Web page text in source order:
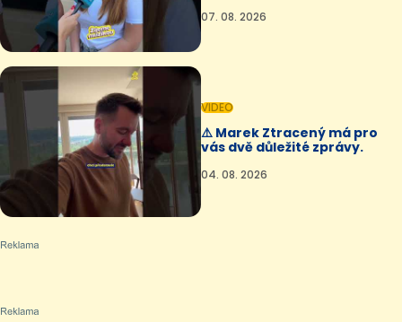
07. 08. 2026
VIDEO
⚠️ Marek Ztracený má pro
vás dvě důležité zprávy.
04. 08. 2026